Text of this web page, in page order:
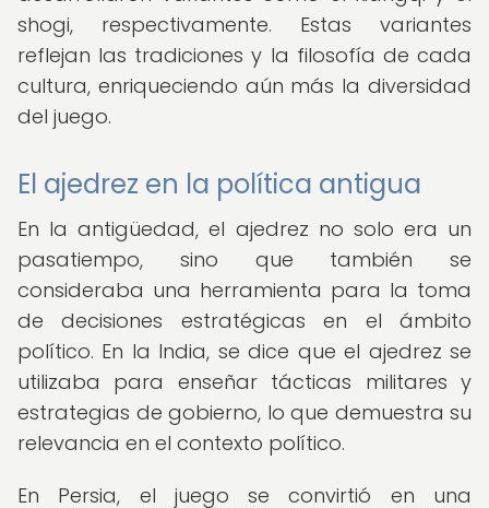
shogi, respectivamente. Estas variantes
reflejan las tradiciones y la filosofía de cada
cultura, enriqueciendo aún más la diversidad
del juego.
El ajedrez en la política antigua
En la antigüedad, el ajedrez no solo era un
pasatiempo, sino que también se
consideraba una herramienta para la toma
de decisiones estratégicas en el ámbito
político. En la India, se dice que el ajedrez se
utilizaba para enseñar tácticas militares y
estrategias de gobierno, lo que demuestra su
relevancia en el contexto político.
En Persia, el juego se convirtió en una